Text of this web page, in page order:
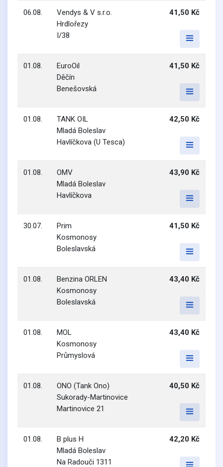
06.08.
Vendys & V s.r.o.
Hrdlořezy
I/38
41,50 Kč
01.08.
EuroOil
Děčín
Benešovská
41,50 Kč
01.08.
TANK OIL
Mladá Boleslav
Havlíčkova (U Tesca)
42,50 Kč
01.08.
OMV
Mladá Boleslav
Havlíčkova
43,90 Kč
30.07.
Prim
Kosmonosy
Boleslavská
41,50 Kč
01.08.
Benzina ORLEN
Kosmonosy
Boleslavská
43,40 Kč
01.08.
MOL
Kosmonosy
Průmyslová
43,40 Kč
01.08.
ONO (Tank Ono)
Sukorady-Martinovice
Martinovice 21
40,50 Kč
01.08.
B plus H
Mladá Boleslav
Na Radouči 1311
42,20 Kč